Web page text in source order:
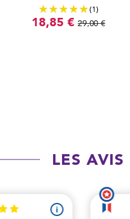
(1)
18,85 € 29,00 €
LES